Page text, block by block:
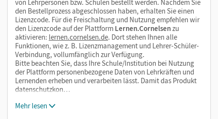
von Lehrpersonen bzw. Schulen bestellt werden. Nachdem Sie
den Bestellprozess abgeschlossen haben, erhalten Sie einen
Lizenzcode. Für die Freischaltung und Nutzung empfehlen wir
den Lizenzcode auf der Plattform Lernen.Cornelsenzu
aktivieren: lernen.cornelsen.de. Dort stehen Ihnen alle
Funktionen, wie z. B. Lizenzmanagement und Lehrer-Schüler-
Verbindung, vollumfänglich zur Verfügung.
Bitte beachten Sie, dass Ihre Schule/Institution bei Nutzung
der Plattform personenbezogene Daten von Lehrkräften und
Lernenden erheben und verarbeiten lässt. Damit das Produkt
datenschutzkon…
Mehr lesen